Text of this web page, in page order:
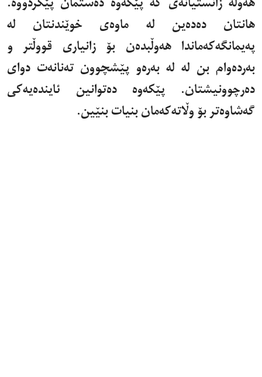
هانتان دەدەین لە ماوەی خوێندنتان لە
پەیمانگەکەماندا هەوڵبدەن بۆ زانیاری قووڵتر و
بەردەوام بن لە لە بەرەو پێشچوون تەنانەت دوای
دەرچوونیشتان. پێکەوە دەتوانین ئایندەیەکی
گەشاوەتر بۆ وڵاتەکەمان بنیات بنێین.